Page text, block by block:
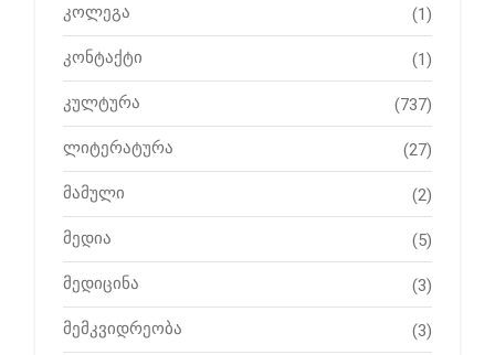
კოლეგა (1)
კონტაქტი (1)
კულტურა (737)
ლიტერატურა (27)
მამული (2)
მედია (5)
მედიცინა (3)
მემკვიდრეობა (3)